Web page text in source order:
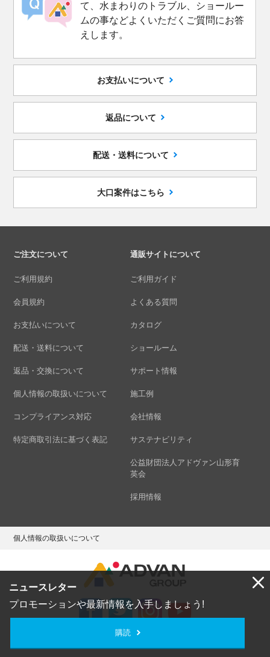
ニュースレター
プロモーションや最新情報を入手しましょう!
購読
て、水まわりのトラブル、ショールー
ムの事などよくいただくご質問にお答
えします。
お支払いについて
返品について
配送・送料について
大口案件はこちら
ご注文について
ご利用規約
会員規約
お支払いについて
配送・送料について
返品・交換について
個人情報の取扱いについて
コンプライアンス対応
特定商取引法に基づく表記
通販サイトについて
ご利用ガイド
よくある質問
カタログ
ショールーム
サポート情報
施工例
会社情報
サステナビリティ
公益財団法人アドヴァン山形育
英会
採用情報
個人情報の取扱いについて